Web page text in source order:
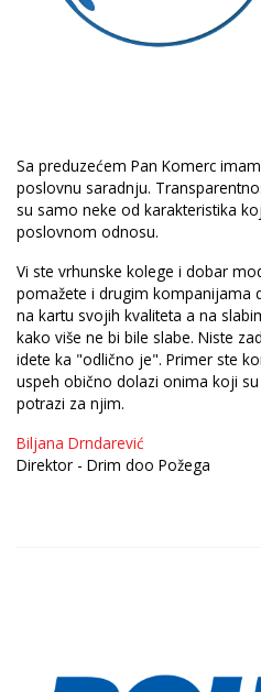
Sa preduzećem Pan Komerc
poslovnu saradnju.
su samo neke od karakteristika
poslovnom odnosu.
Vi ste vrhunske kolege i dobar
pomažete i drugim kompanijama
na kartu svojih kvaliteta a na
kako više ne bi bile slabe. Niste
idete ka "odlično je". Primer ste
uspeh obično dolazi onima koji
potrazi za njim.
Biljana Drndarević
Direktor - Drim doo Požega